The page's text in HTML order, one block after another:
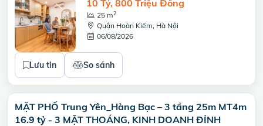
10 Tỷ, 800 Triệu Đồng
25 m2
Quận Hoàn Kiếm, Hà Nội
06/08/2026
Lưu tin So sánh
MẶT PHỐ Trung Yên_Hàng Bạc – 3 tầng 25m MT4m
16.9 tỷ - 3 MẶT THOÁNG, KINH DOANH ĐỈNH